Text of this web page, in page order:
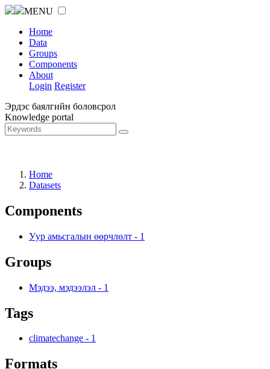
MENU
Home
Data
Groups
Components
About
Login Register
Эрдэс баялгийн боловсрол
Knowledge portal
Home
Datasets
Components
Уур амьсгалын өөрчлөлт - 1
Groups
Мэдээ, мэдээлэл - 1
Tags
climatechange - 1
Formats